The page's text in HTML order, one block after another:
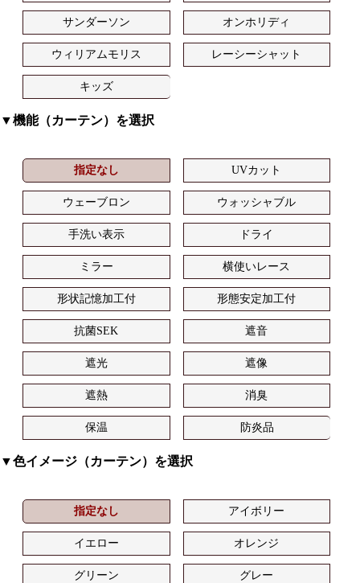
サンダーソン オンホリディ
ウィリアムモリス レーシーシャット
キッズ
▼機能（カーテン）を選択
指定なし UVカット
ウェーブロン ウォッシャブル
手洗い表示 ドライ
ミラー 横使いレース
形状記憶加工付 形態安定加工付
抗菌SEK 遮音
遮光 遮像
遮熱 消臭
保温 防炎品
▼色イメージ（カーテン）を選択
指定なし アイボリー
イエロー オレンジ
グリーン グレー